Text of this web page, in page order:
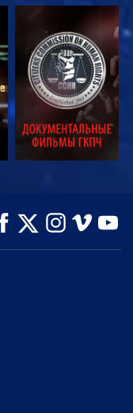
СМОТРЕТЬ
СМОТРЕТЬ
ПЕРЕДАЧИ